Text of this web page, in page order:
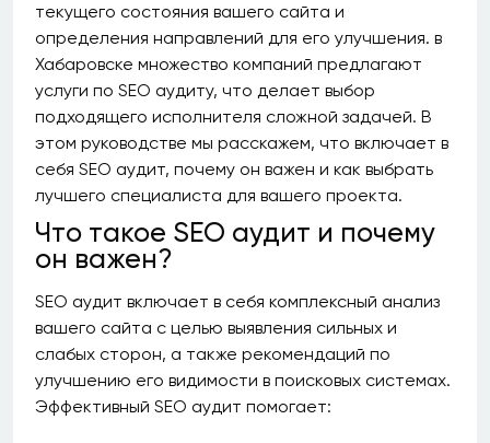
текущего состояния вашего сайта и
определения направлений для его улучшения. в
Хабаровске множество компаний предлагают
услуги по SEO аудиту, что делает выбор
подходящего исполнителя сложной задачей. В
этом руководстве мы расскажем, что включает в
себя SEO аудит, почему он важен и как выбрать
лучшего специалиста для вашего проекта.
Что такое SEO аудит и почему
он важен?
SEO аудит включает в себя комплексный анализ
вашего сайта с целью выявления сильных и
слабых сторон, а также рекомендаций по
улучшению его видимости в поисковых системах.
Эффективный SEO аудит помогает: